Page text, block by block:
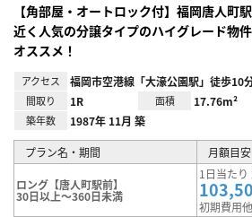
【角部屋・オートロック付】福岡唐人町
近く人気の分譲タイプのハイグレード物
オススメ！
アクセス 福岡市空港線「大濠公園駅」徒歩10
間取り 1R 面積 17.76m²
築年数 1987年 11月 築
プラン名・期間 月額目安
ロング【唐人町駅前】
30日以上～360日未満
1日当た
初期費用